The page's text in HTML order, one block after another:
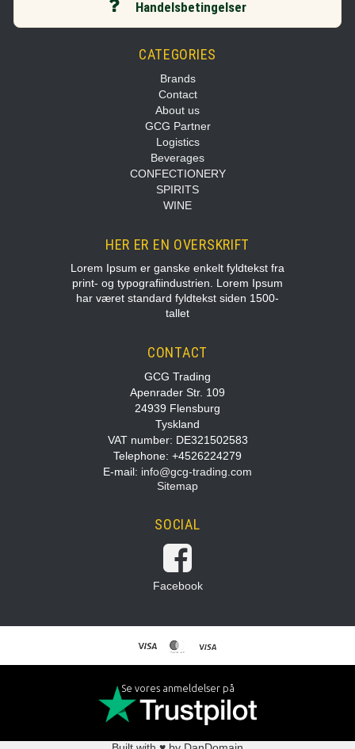
Handelsbetingelser
CATEGORIES
Brands
Contact
About us
GCG Partner
Logistics
Beverages
CONFECTIONERY
SPIRITS
WINE
HER ER EN OVERSKRIFT
Lorem Ipsum er ganske enkelt fyldtekst fra
print- og typografiindustrien. Lorem Ipsum
har været standard fyldtekst siden 1500-
tallet
CONTACT
GCG Trading
Apenrader Str. 109
24939 Flensburg
Tyskland
VAT number: DE321502583
Telephone: +4526224279
E-mail: info@gcg-trading.com
Sitemap
SOCIAL
Facebook
Se vores anmeldelser på